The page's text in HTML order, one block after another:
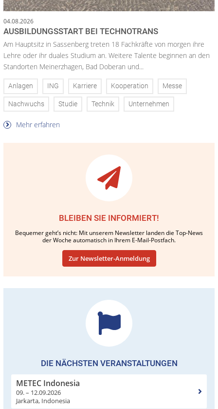
04.08.2026
AUSBILDUNGSSTART BEI TECHNOTRANS
Am Hauptsitz in Sassenberg treten 18 Fachkräfte von morgen ihre
Lehre oder ihr duales Studium an. Weitere Talente beginnen an den
Standorten Meinerzhagen, Bad Doberan und...
Anlagen ING Karriere Kooperation Messe
Nachwuchs Studie Technik Unternehmen
Mehr erfahren
BLEIBEN SIE INFORMIERT!
Bequemer geht’s nicht: Mit unserem Newsletter landen die Top-News
der Woche automatisch in Ihrem E-Mail-Postfach.
Zur Newsletter-Anmeldung
DIE NÄCHSTEN VERANSTALTUNGEN
METEC Indonesia
09. – 12.09.2026
Jarkarta, Indonesia